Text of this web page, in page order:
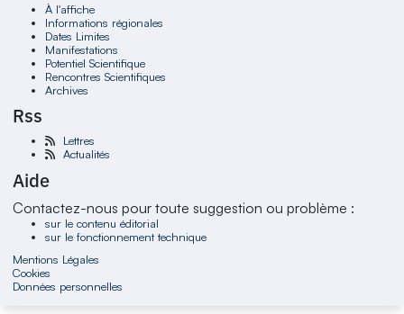
À l'affiche
Informations régionales
Dates Limites
Manifestations
Potentiel Scientifique
Rencontres Scientifiques
Archives
Rss
Lettres
Actualités
Aide
Contactez-nous pour toute suggestion ou problème :
sur le contenu éditorial
sur le fonctionnement technique
Mentions Légales
Cookies
Données personnelles